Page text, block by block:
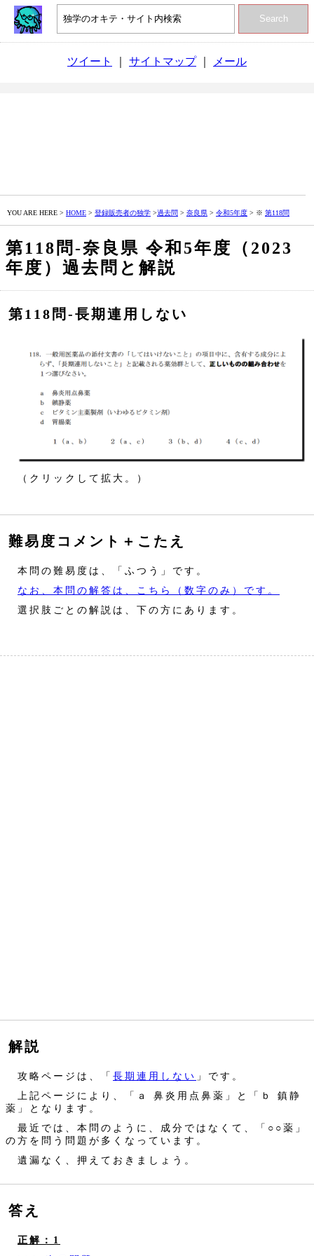
Search
ツイート サイトマップ｜ メール
YOU ARE HERE > HOME > 登録販売者の独学 >過去問 > 奈良県 > 令和5年度 > ※ 第118問
第118問‐奈良県 令和5年度（2023
年度）過去問と解説
第118問‐長期連用しない
（クリックして拡大。）
難易度コメント＋こたえ
本問の難易度は、「ふつう」です。
なお、本問の解答は、こちら（数字のみ）です。
選択肢ごとの解説は、下の方にあります。
解説
攻略ページは、「 長期連用しない 」です。
上記ページにより、「ａ 鼻炎用点鼻薬」と「ｂ 鎮静
薬」となります。
最近では、本問のように、成分ではなくて、「○○薬」
の方を問う問題が多くなっています。
遺漏なく、押えておきましょう。
答え
正解：1